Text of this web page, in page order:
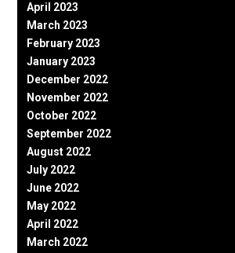
April 2023
March 2023
February 2023
January 2023
December 2022
November 2022
October 2022
September 2022
August 2022
July 2022
June 2022
May 2022
April 2022
March 2022